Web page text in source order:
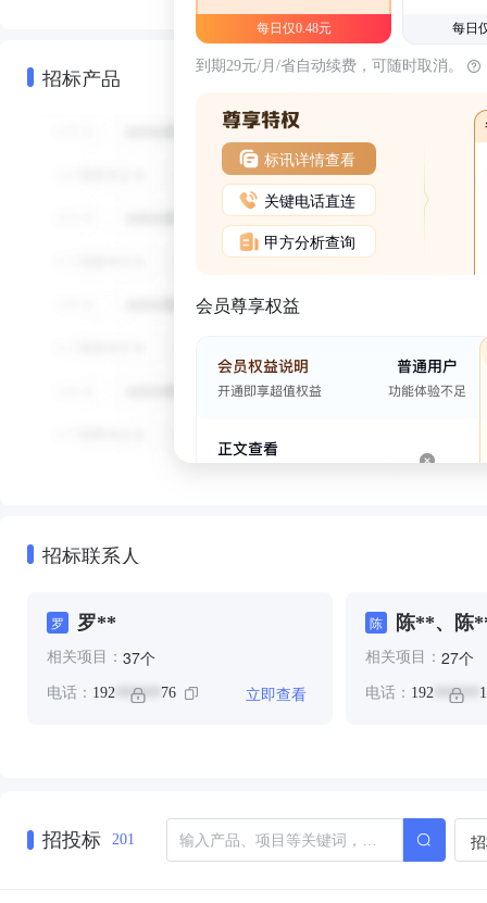
招标产品
每日仅0.48元 每日
到期29元/月/省自动续费，可随时取消。
标讯详情查看
关键电话直连
甲方分析查询
会员尊享权益
招标联系人
罗 罗**
相关项目： 37个
电话： 192 ****** 76 立即查看
陈 陈**、陈
相关项目： 27个
电话： 192******
招投标 201